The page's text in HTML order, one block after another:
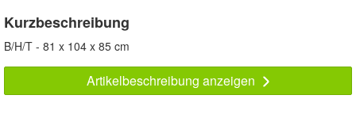
Kurzbeschreibung
B/H/T - 81 x 104 x 85 cm
Artikelbeschreibung anzeigen